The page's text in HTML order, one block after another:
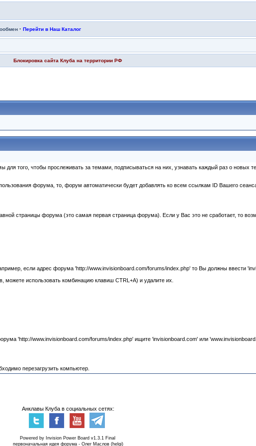
· Перейти в Наш Каталог
Блокировка сайта Клуба на территории РФ
того, чтобы прослеживать за темами, подписываться на них, узнавать каждый раз о новых
форума, то, форум автоматически будет добавлять ко всем ссылкам ID Вашего
страницы форума (это самая первая страница форума). Если у Вас это не сработает, то
если адрес форума 'http://www.invisionboard.com/forums/index.php' то Вы должны ввести
использовать комбинацию клавиш CTRL+A) и удалите их.
'http://www.invisionboard.com/forums/index.php' ищите 'invisionboard.com' или
перезагрузить компьютер.
Анклавы Клуба в социальных сетях:
Powered by Invision Power Board v1.3.1 Final
первоначальная идея форума - Олег Маслов (helgi)